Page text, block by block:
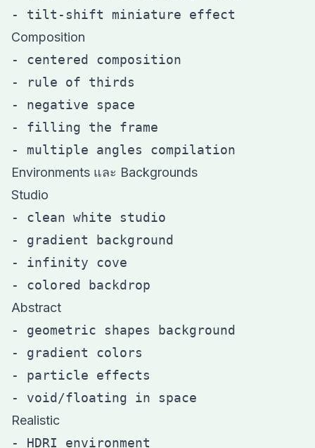
Composition
- centered composition
- rule of thirds
- negative space
- filling the frame
Environments และ Backgrounds
Studio
- clean white studio
- gradient background
- infinity cove
Abstract
- geometric shapes background
- gradient colors
- particle effects
Realistic
- HDRI environment